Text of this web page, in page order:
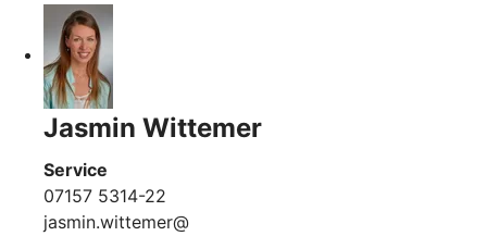
Jasmin Wittemer
Service
07157 5314-22
jasmin.wittemer@